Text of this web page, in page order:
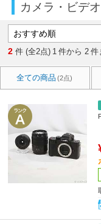
カメラ・ビデ
2 件 (全2点) 1 件から 2 件
全ての商品 (2点)